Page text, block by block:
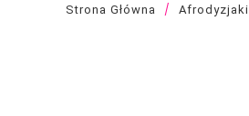
Strona Główna Afrodyzjaki